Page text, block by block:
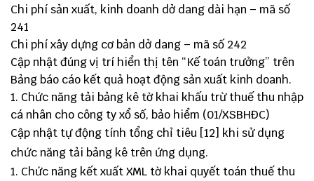
Chi phí sản xuất, kinh doanh dở dang dài hạn – mã số
241
Chi phí xây dựng cơ bản dở dang – mã số 242
Cập nhật đúng vị trí hiển thị tên “Kế toán trưởng” trên
Bảng báo cáo kết quả hoạt động sản xuất kinh doanh.
Chức năng tải bảng kê tờ khai khấu trừ thuế thu nhập
cá nhân cho công ty xổ số, bảo hiểm (01/XSBHĐC)
Cập nhật tự động tính tổng chỉ tiêu [12] khi sử dụng
chức năng tải bảng kê trên ứng dụng.
Chức năng kết xuất XML tờ khai quyết toán thuế thu